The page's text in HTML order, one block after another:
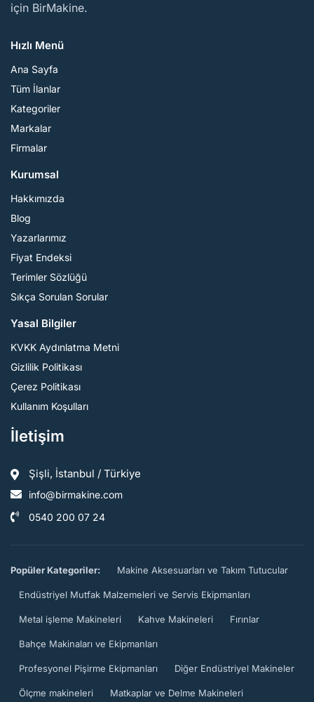
için BirMakine.
Hızlı Menü
Ana Sayfa
Tüm İlanlar
Kategoriler
Markalar
Firmalar
Kurumsal
Hakkımızda
Blog
Yazarlarımız
Fiyat Endeksi
Terimler Sözlüğü
Sıkça Sorulan Sorular
Yasal Bilgiler
KVKK Aydınlatma Metni
Gizlilik Politikası
Çerez Politikası
Kullanım Koşulları
İletişim
Şişli, İstanbul / Türkiye
info@birmakine.com
0540 200 07 24
Popüler Kategoriler: Makine Aksesuarları ve Takım Tutucular
Endüstriyel Mutfak Malzemeleri ve Servis Ekipmanları
Metal işleme Makineleri Kahve Makineleri Fırınlar
Bahçe Makinaları ve Ekipmanları
Profesyonel Pişirme Ekipmanları Diğer Endüstriyel Makineler
Ölçme makineleri Matkaplar ve Delme Makineleri